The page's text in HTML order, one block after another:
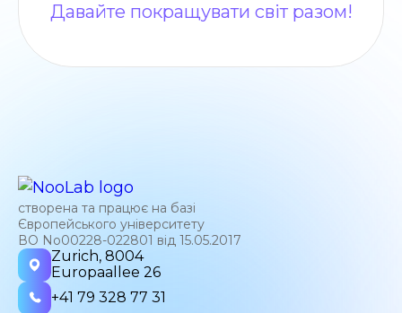
Давайте покращувати світ разом!
створена та працює на базі
Європейського університету
ВО No00228-022801 від 15.05.2017
Zurich, 8004
Europaallee 26
+41 79 328 77 31